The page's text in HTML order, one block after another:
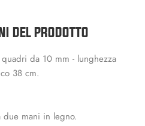
DEL PRODOTTO
da 10 mm - lunghezza
38 cm.
due mani in legno.